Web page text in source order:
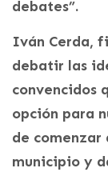
debates”.
Iván Cerda,
debatir las
convencidos
opción para
de comenzar
municipio y